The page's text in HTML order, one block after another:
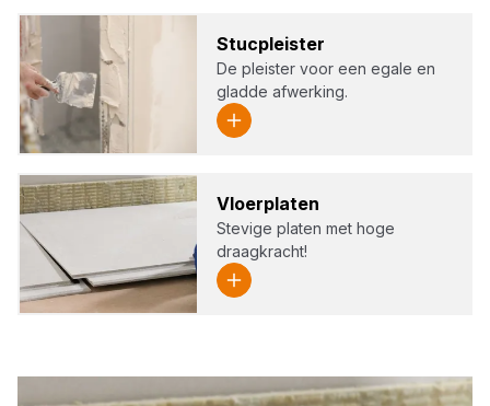
Stuc­pleis­ter
De pleister voor een egale en
gladde afwerking.
Vloer­pla­ten
Stevige platen met hoge
draagkracht!